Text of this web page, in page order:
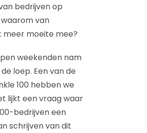
bedrijven op
van
meer moeite mee?
weekenden nam
loep. Een van de
100 hebben we
lijkt een vraag waar
bedrijven een
schrijven van dit